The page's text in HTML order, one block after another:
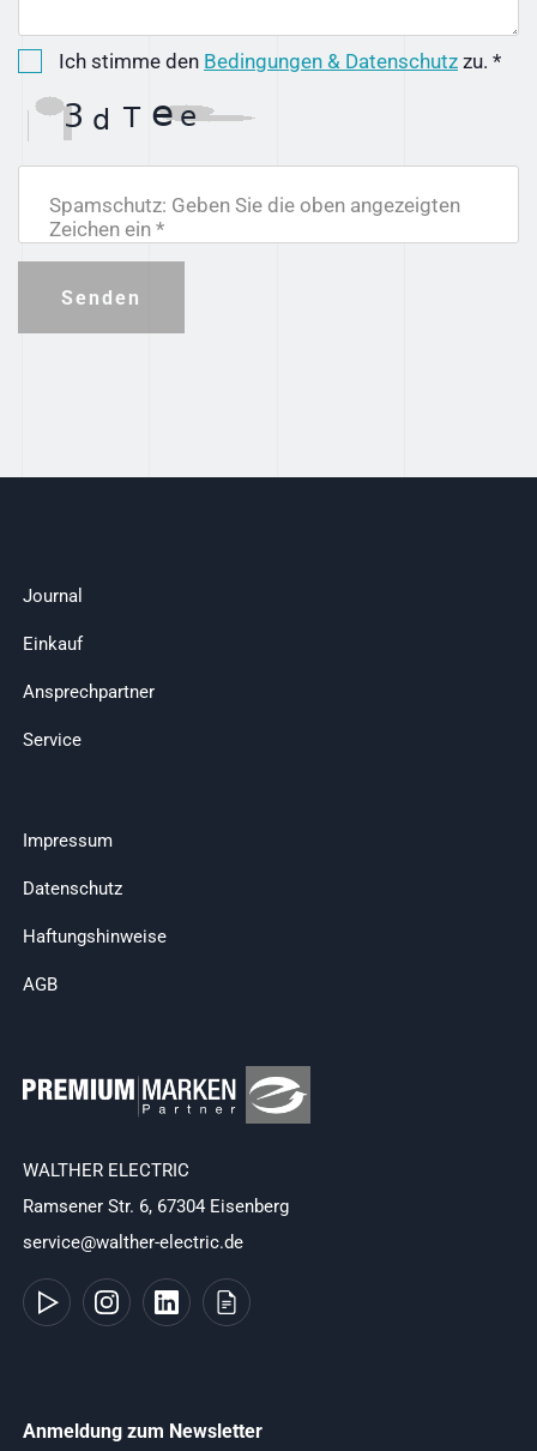
Ich stimme den Bedingungen & Datenschutz zu. *
Spamschutz: Geben Sie die oben angezeigten
Zeichen ein *
Senden
Journal
Einkauf
Ansprechpartner
Service
Impressum
Datenschutz
Haftungshinweise
AGB
WALTHER ELECTRIC
Ramsener Str. 6, 67304 Eisenberg
service@walther-electric.de
Anmeldung zum Newsletter